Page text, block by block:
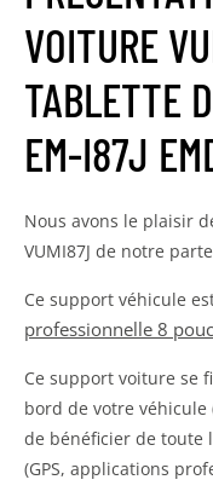
VOITURE
TABLETTE
EM-I87J
Nous avons le plaisir
VUMI87J de notre
Ce support véhicule
professionnelle 8
Ce support voiture se
bord de votre
de bénéficier de toute
(GPS, applications